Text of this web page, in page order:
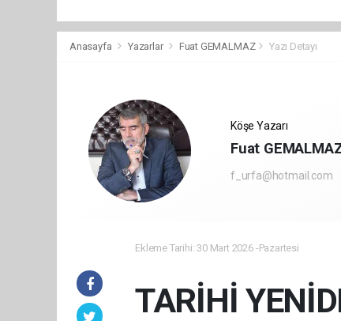
Anasayfa Yazarlar Fuat GEMALMAZ Yazı Detayı
Köşe Yazarı
Fuat
f_urfa@hotmail.com
Ekleme Tarihi: 30 Mart 2026 -Pazartesi
TARİHİ